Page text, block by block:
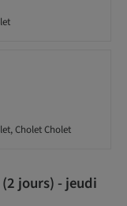
Cholet Cholet
jours) - jeudi